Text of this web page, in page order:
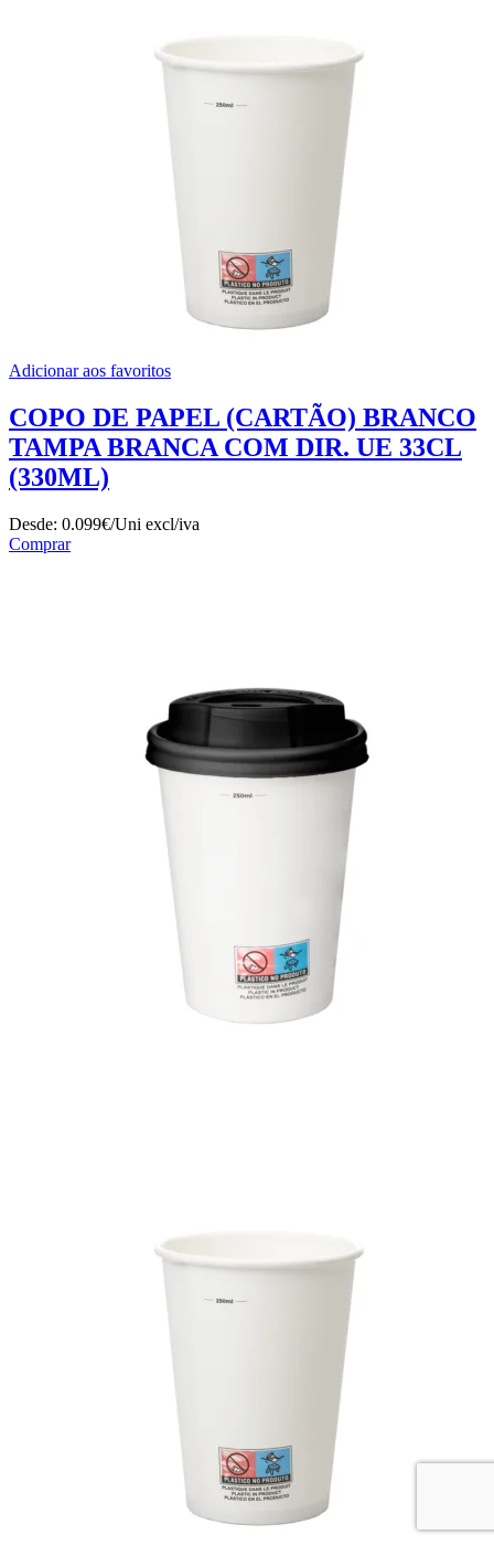
Adicionar aos favoritos
COPO DE PAPEL (CARTÃO) BRANCO
TAMPA BRANCA COM DIR. UE 33CL
(330ML)
Desde: 0.099€/Uni excl/iva
Comprar